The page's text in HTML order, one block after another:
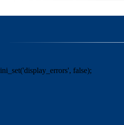
ini_set('display_errors', false);